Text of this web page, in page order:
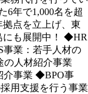
6年で1,000名を超
拠点を⽴上げ、東
にも展開中！ ◆HR
事業：若手人材の
人材紹介事業
介事業 ◆BPO事
用支援を⾏う事業